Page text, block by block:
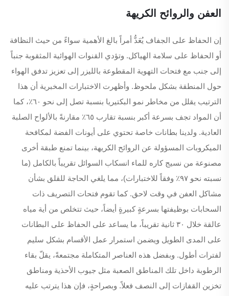
العفن والروائح الكريهة
إن الحفاظ على الجفاف يُعَدُّ أمراً بالغ الأهمية سواءً من حيث النظافة
أو الحفاظ على سلامة الهياكل. وتؤدي القنوات الهوائية المثقوبة جنباً
إلى جنب مع فتحات التهوية المقطوعة بالليزر إلى تعزيز تدفق الهواء
حول المنطقة بشكل ملحوظ. وأظهرت الاختبارات المخبرية أن هذا
الترتيب يقلل من مخاطر نمو البكتيريا بنسبة تصل إلى نحو ٦٠٪، كما
أن المواد تجف بسرعة أكبر بنسبة تقارب ٦٥٪ مقارنةً بالألواح الصلبة
العادية. ولدينا بطانات خاصة تحتوي على أيونات الفضة لمكافحة
الميكروبات المسؤولة عن الروائح الكريهة، بينما تمنع طبقة أخرى
مصنوعة من نسيج كاره للماء انسكاب السوائل تقريباً بالكامل (ما
نسبته نحو ٩٧٪ وفقاً للاختبارات)، مما يلغي الحاجة للقلق بشأن
مشاكل العفن في وقت لاحق. كما تقوم فتحات التصريف ذات
السحابات بوظيفتها بسرعةٍ كبيرةٍ أيضاً، حيث تتخلص من أية مياه
عالقة خلال ٣٠ ثانية تقريباً، ما يساعد على الحفاظ على البطانات
على المدى الطويل ويضمن استمرار عمل الأقسام بشكل سليم
لفترات أطول. وبفضل هذه العناصر المتكاملة مجتمعةً، يقلّ بقاء
الرطوبة داخل تلك المناطق الصعبة مثل جيوب الأحذية ومناطق
تخزين القفازات إلى النصف فعلاً. وبصراحةٍ، فإن هذا يترتب عليه